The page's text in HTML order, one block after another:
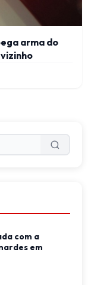
arma do
com a
em